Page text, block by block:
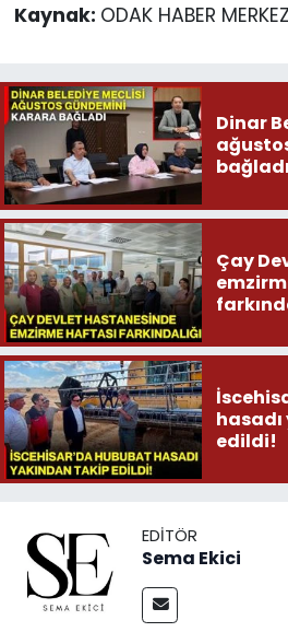
Kaynak: ODAK HABER
Dinar
bağladı
Çay
edildi!
EDITÖR
Sema Ekici